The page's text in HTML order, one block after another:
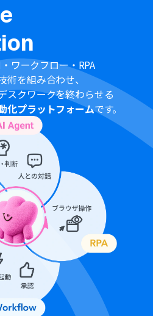
）には、家庭向けプランと一
Business）があり、
入していない場合には認証に失
す。
ワークフロー・RPA
術を組み合わせ、
スクワークを終わらせる
化プラットフォームです。